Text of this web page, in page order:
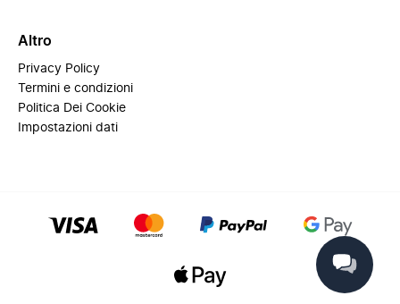
Altro
Privacy Policy
Termini e condizioni
Politica Dei Cookie
Impostazioni dati